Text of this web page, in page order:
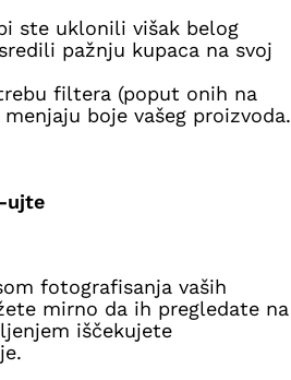
ste uklonili višak belog
pažnju kupaca na svoj
filtera (poput onih na
boje vašeg proizvoda.
ujte
fotografisanja vaših
mirno da ih pregledate na
iščekujete